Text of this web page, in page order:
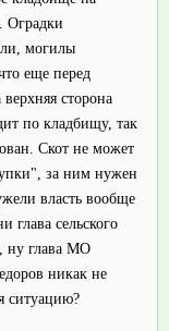
Оградки
могилы
еще перед
сторона
по кладбищу, так
Скот не может
за ним нужен
власть вообще
глава сельского
ну глава МО
никак не
ситуацию?